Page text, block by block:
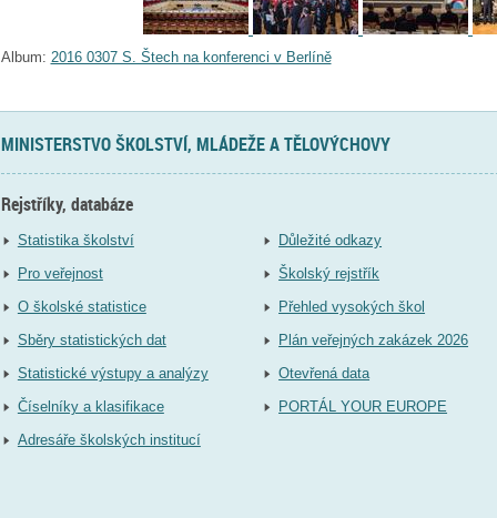
Album: 2016 0307 S. Štech na konferenci v Berlíně
MINISTERSTVO ŠKOLSTVÍ, MLÁDEŽE A TĚLOVÝCHOVY
Rejstříky, databáze
Statistika školství
Pro veřejnost
O školské statistice
Sběry statistických dat
Statistické výstupy a analýzy
Číselníky a klasifikace
Adresáře školských institucí
Důležité odkazy
Školský rejstřík
Přehled vysokých škol
Plán veřejných zakázek 2026
Otevřená data
PORTÁL YOUR EUROPE